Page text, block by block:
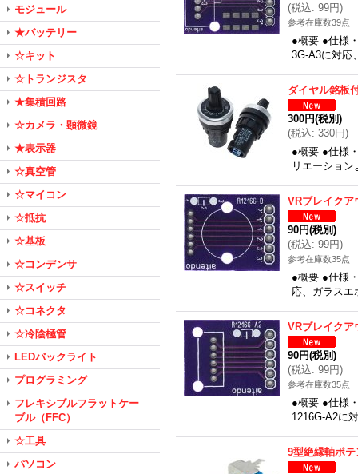
モジュール
★バッテリー
☆キット
☆トランジスタ
★集積回路
☆カメラ・顕微鏡
★表示器
☆真空管
☆マイコン
☆抵抗
☆基板
☆コンデンサ
☆スイッチ
☆コネクタ
☆冷陰極管
LEDバックライト
プログラミング
フレキシブルフラットケー
ブル（FFC）
☆工具
パソコン
(税込: 99円)
参考在庫数39点
●概要 ●仕様
3G-A3に対応
ダイヤル銘板
300円(税別)
(税込: 330円)
●概要 ●仕様
リエーショ
VRブレイクア
90円(税別)
(税込: 99円)
参考在庫数35点
●概要 ●仕様
応、ガラス
VRブレイクア
90円(税別)
(税込: 99円)
参考在庫数35点
●概要 ●仕様
1216G-A2に
9型絶縁軸ポ